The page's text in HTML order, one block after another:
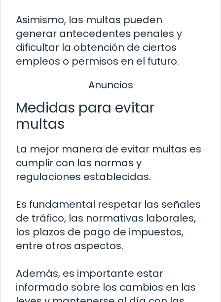
Asimismo, las multas pueden
generar antecedentes penales y
dificultar la obtención de ciertos
empleos o permisos en el futuro.
Anuncios
Medidas para evitar
multas
La mejor manera de evitar multas es
cumplir con las normas y
regulaciones establecidas.
Es fundamental respetar las señales
de tráfico, las normativas laborales,
los plazos de pago de impuestos,
entre otros aspectos.
Además, es importante estar
informado sobre los cambios en las